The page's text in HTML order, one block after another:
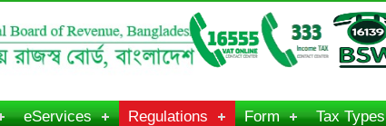
eServices Regulations Form Tax Types